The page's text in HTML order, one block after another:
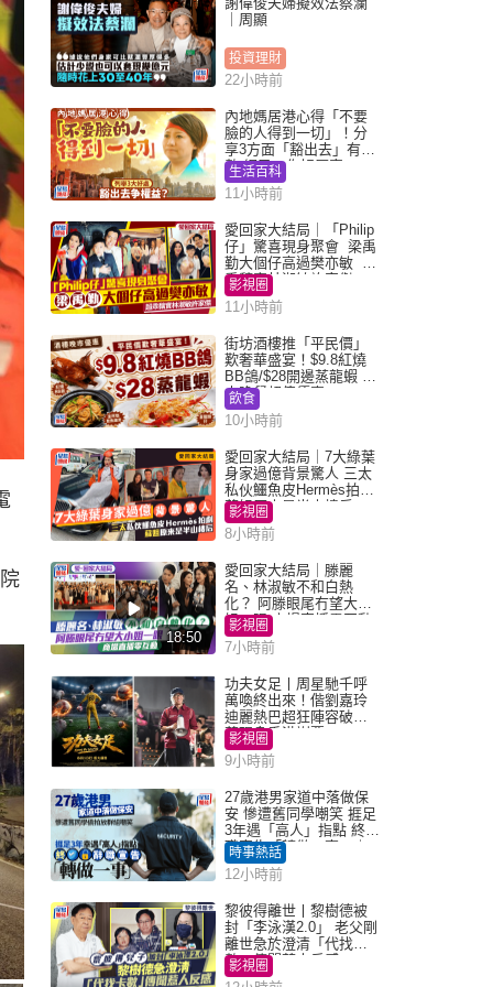
｜周顯
投資理財
22小時前
內地媽居港心得「不要
臉的人得到一切」！分
享3方面「豁出去」有著
數 網民：你好厲害
生活百科
11小時前
愛回家大結局｜「Philip
仔」驚喜現身聚會 梁禹
勤大個仔高過樊亦敏 超
乖黐實林淑敏許家傑
影視圈
11小時前
街坊酒樓推「平民價」
歎奢華盛宴！$9.8紅燒
BB鴿/$28開邊蒸龍蝦 3
大晚餐超值優惠
飲食
10小時前
愛回家大結局｜7大綠葉
身家過億背景驚人 三太
私伙鱷魚皮Hermès拍劇
蘇姐原來是半山樓后
影視圈
8小時前
18:50
愛回家大結局｜滕麗
名、林淑敏不和白熱
化？ 阿滕眼尾冇望大小
姐一眼 商場直播零互動
影視圈
7小時前
功夫女足丨周星馳千呼
萬喚終出來！偕劉嘉玲
迪麗熱巴超狂陣容破天
荒現身香港謝票
影視圈
9小時前
27歲港男家道中落做保
安 慘遭舊同學嘲笑 捱足
3年遇「高人」指點 終辭
職宣告「轉做一事」｜
Juicy叮
時事熱話
12小時前
黎彼得離世丨黎樹德被
封「李泳漢2.0」 老父剛
離世急於澄清「代找卡
數」傳聞惹人反感
影視圈